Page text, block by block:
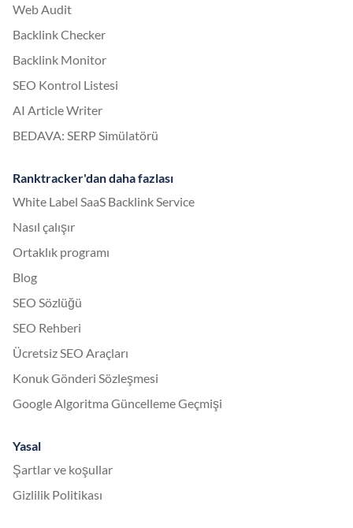
Web Audit
Backlink Checker
Backlink Monitor
SEO Kontrol Listesi
AI Article Writer
BEDAVA: SERP Simülatörü
Ranktracker'dan daha fazlası
White Label SaaS Backlink Service
Nasıl çalışır
Ortaklık programı
Blog
SEO Sözlüğü
SEO Rehberi
Ücretsiz SEO Araçları
Konuk Gönderi Sözleşmesi
Google Algoritma Güncelleme Geçmişi
Yasal
Şartlar ve koşullar
Gizlilik Politikası